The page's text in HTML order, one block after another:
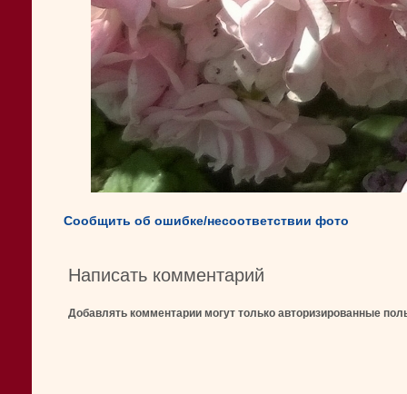
Сообщить об ошибке/несоответствии фото
Написать комментарий
Добавлять комментарии могут только авторизированные